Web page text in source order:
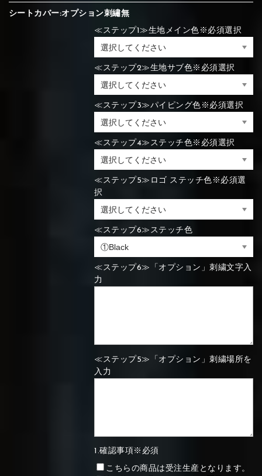
⑭Caramel ⑮Wine red
⑭Pink ⑮Rose pink
⑰Silver ⑱Green
⑳Purple
⑭Pink ⑮Rose pink
⑰Silver ⑱Green
⑳Purple
シートカバー:オプション刺繡無
≪ステップ1≫生地メイン色※必須選択
≪ステップ2≫生地サブ色※必須選択
≪ステップ3≫パイピング色※必須選択
≪ステップ4≫ステッチ色※必須選択
≪ステップ5≫ロゴ ステッチ色※必須選
択
≪ステップ6≫ステッチ色
≪ステップ6≫「オプション」刺繍文字入
力
≪ステップ5≫「オプション」刺繍場所を
入力
1.確認事項※必須
こちらの商品は受注生産となります。